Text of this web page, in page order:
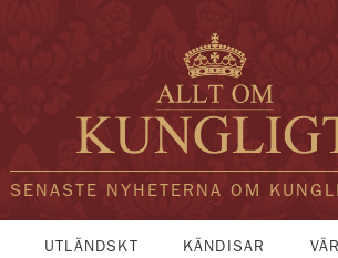
SENASTE NYHETERNA OM
UTLÄNDSKT KÄNDISAR